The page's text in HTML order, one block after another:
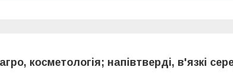
косметологія; напівтверді, в'язкі